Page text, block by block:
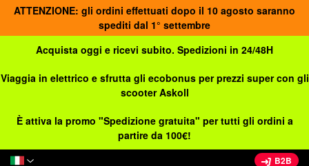
ATTENZIONE: gli ordini effettuati dopo il 10 agosto saranno
spediti dal 1° settembre
Acquista oggi e ricevi subito. Spedizioni in 24/48H
Viaggia in elettrico e sfrutta gli ecobonus per prezzi super con gli
scooter Askoll
È attiva la promo "Spedizione gratuita" per tutti gli ordini a
partire da 100€!
Lingua
B2B